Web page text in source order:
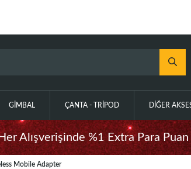
GIMBAL ÇANTA - TRIPOD DIĞER
Alışverişinde %1 Extra Para Puan
Mobile Adapter